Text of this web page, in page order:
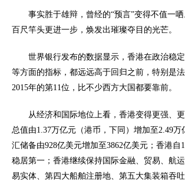
事实胜于雄辩，曾经的“预言”变得不值一
百尺竿头更进一步，焕发出璀璨夺目的光芒。
世界银行发布的数据显示，香港在政治稳
等方面的指标，都远远高于回归之前，特别是
2015年的第11位，比不少西方大国都要靠前。
从经济和国际地位上看，香港变得更强、
总值由1.37万亿元（港币，下同）增加至2.49
汇储备由928亿美元增加至3862亿美元；香港
稳居第一；香港继续保持国际金融、贸易、航
易实体、第四大船舶注册地、第五大集装箱